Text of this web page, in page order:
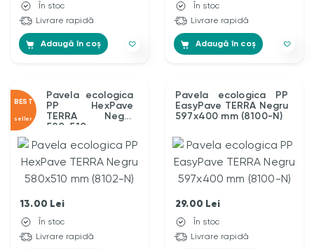
În stoc
Livrare rapidă
Adaugă în coș
În stoc
Livrare rapidă
Adaugă în coș
BEST
seller
Pavela ecologica
PP HexPave
TERRA Negru
580x510 mm
13.00 Lei
În stoc
Livrare rapidă
Pavela ecologica PP
EasyPave TERRA Negru
597x400 mm (8100-N)
29.00 Lei
În stoc
Livrare rapidă